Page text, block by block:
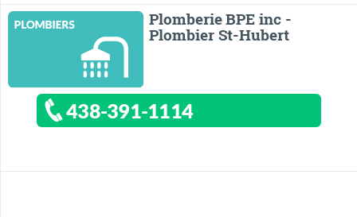
Plomberie BPE inc -
Plombier St-Hubert
438-391-1114